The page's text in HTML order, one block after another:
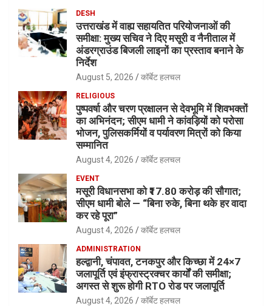
DESH
उत्तराखंड में वाह्य सहायतित परियोजनाओं की
समीक्षा: मुख्य सचिव ने दिए मसूरी व नैनीताल में
अंडरग्राउंड बिजली लाइनों का प्रस्ताव बनाने के
निर्देश
August 5, 2026 कॉर्बेट हलचल
RELIGIOUS
पुष्पवर्षा और चरण प्रक्षालन से देवभूमि में शिवभक्तों
का अभिनंदन; सीएम धामी ने कांवड़ियों को परोसा
भोजन, पुलिसकर्मियों व पर्यावरण मित्रों को किया
सम्मानित
August 4, 2026 कॉर्बेट हलचल
EVENT
मसूरी विधानसभा को ₹17.80 करोड़ की सौगात;
सीएम धामी बोले — “बिना रुके, बिना थके हर वादा
कर रहे पूरा”
August 4, 2026 कॉर्बेट हलचल
ADMINISTRATION
हल्द्वानी, चंपावत, टनकपुर और किच्छा में 24×7
जलापूर्ति एवं इंफ्रास्ट्रक्चर कार्यों की समीक्षा;
अगस्त से शुरू होगी RTO रोड पर जलापूर्ति
August 4, 2026 कॉर्बेट हलचल